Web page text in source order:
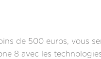
de 500 euros, vous
8 avec les